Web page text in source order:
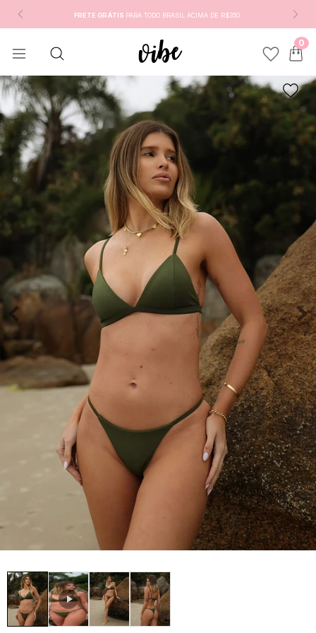
FRETE GRÁTIS PARA TODO BRASIL ACIMA DE R$350
0